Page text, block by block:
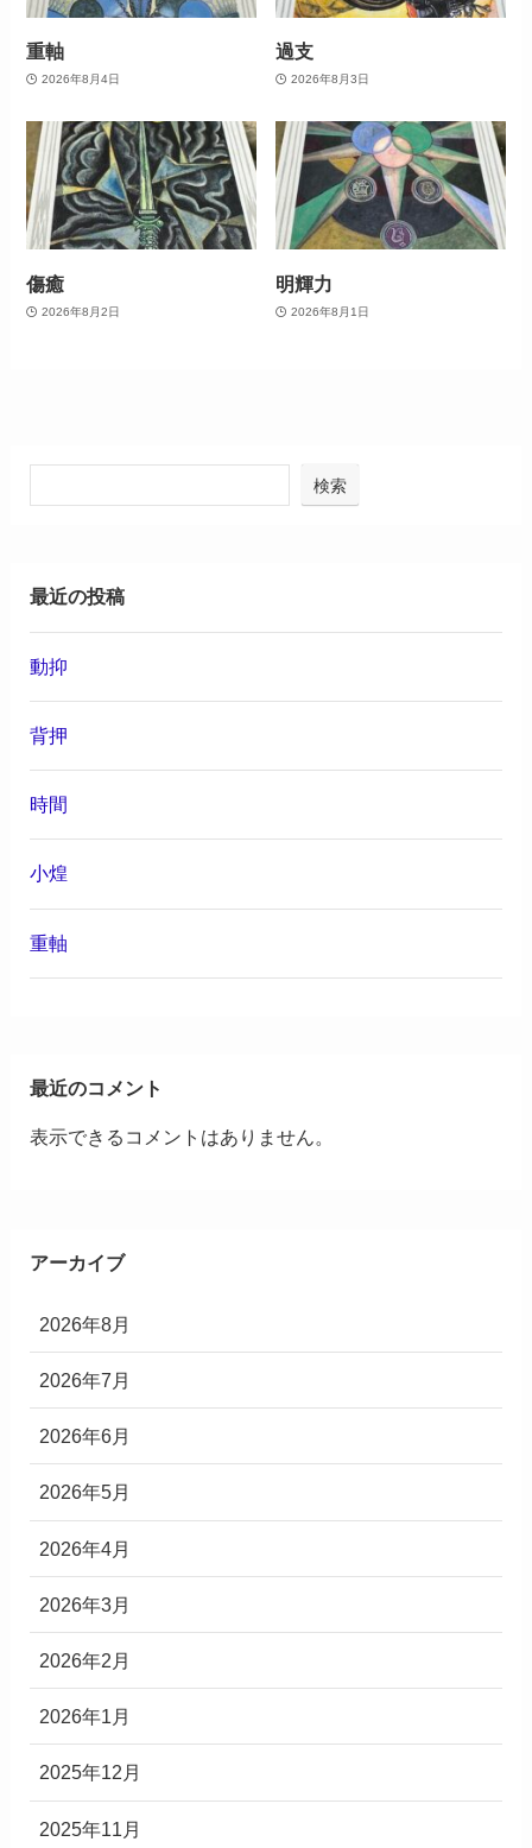
重軸
2026年8月4日
過支
2026年8月3日
傷癒
2026年8月2日
明輝力
2026年8月1日
検索
最近の投稿
動抑
背押
時間
小煌
重軸
最近のコメント
表示できるコメントはありません。
アーカイブ
2026年8月
2026年7月
2026年6月
2026年5月
2026年4月
2026年3月
2026年2月
2026年1月
2025年12月
2025年11月